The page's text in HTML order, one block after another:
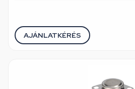
AJÁNLATKÉRÉS